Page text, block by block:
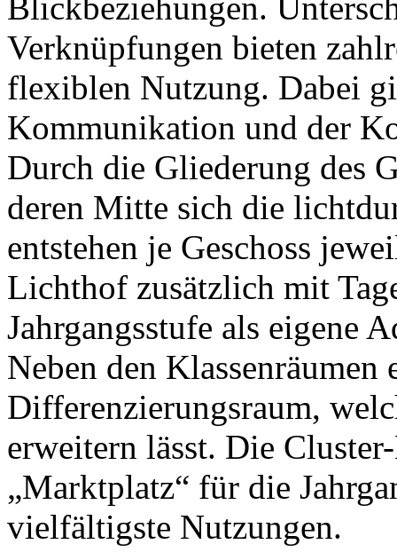
Verknüpfungen bieten
flexiblen Nutzung. Dabei
Kommunikation und der
Durch die Gliederung des
deren Mitte sich die
entstehen je Geschoss
Lichthof zusätzlich mit
Jahrgangsstufe als eigene
Neben den Klassenräumen
Differenzierungsraum,
erweitern lässt. Die
„Marktplatz“ für die
vielfältigste Nutzungen.